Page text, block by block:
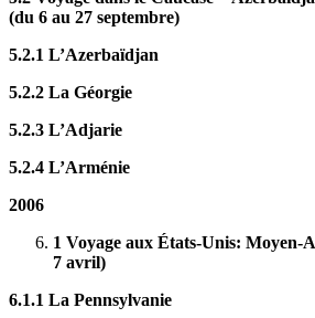
(du 6 au 27 septembre)
5.2.1 L’Azerbaïdjan
5.2.2 La Géorgie
5.2.3 L’Adjarie
5.2.4 L’Arménie
2006
1 Voyage aux États-Unis: Moyen-
7 avril)
6.1.1 La Pennsylvanie